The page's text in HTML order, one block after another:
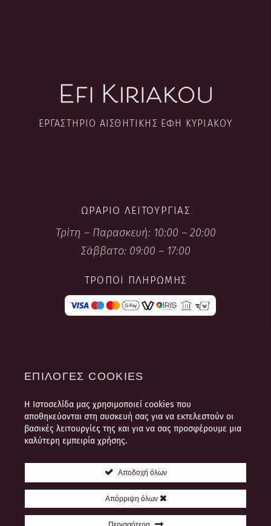
ΕΡΓΑΣΤΉΡΙΟ ΑΙΣΘΗΤΙΚΉΣ ΈΦΗ ΚΥΡΙΑΚΟΎ
ΩΡΆΡΙΟ ΛΕΙΤΟΥΡΓΊΑΣ
Τρίτη – Παρασκευή: 10:00 – 20:00
Σάββατο: 09:00 – 17:00
ΤΡΌΠΟΙ ΠΛΗΡΩΜΉΣ
ΌΡΟΙ ΧΡΉΣΗΣ
ΠΛΗΡΟΦΟΡΊΕΣ ΠΛΗΡΩΜΉΣ ΚΑΙ
ΑΠΟΣΤΟΛΉΣ
ΔΕΔΟΜΈΝΩΝ
ΘΈΣΕΙΣ ΕΡΓΑΣΊΑΣ
ΕΠΙΚΟΙΝΩΝΊΑ
ΕΠΙΛΟΓΈΣ COOKIES
Η Ιστοσελίδα μας χρησιμοποιεί cookies που
αποθηκεύονται στη συσκευή σας για να εκτελεστούν οι
βασικές λειτουργίες της και για να σας προσφέρουμε μια
καλύτερη εμπειρία χρήσης.
Αποδοχή όλων
Απόρριψη όλων